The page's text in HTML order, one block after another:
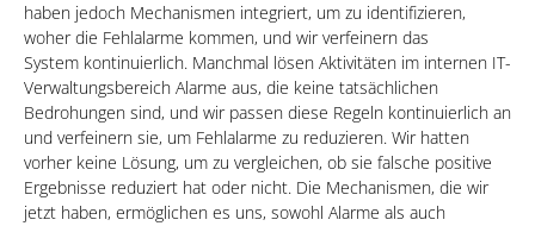
haben jedoch Mechanismen integriert, um zu identifizieren,
woher die Fehlalarme kommen, und wir verfeinern das
System kontinuierlich. Manchmal lösen Aktivitäten im internen IT-
Verwaltungsbereich Alarme aus, die keine tatsächlichen
Bedrohungen sind, und wir passen diese Regeln kontinuierlich an
und verfeinern sie, um Fehlalarme zu reduzieren. Wir hatten
vorher keine Lösung, um zu vergleichen, ob sie falsche positive
Ergebnisse reduziert hat oder nicht. Die Mechanismen, die wir
jetzt haben, ermöglichen es uns, sowohl Alarme als auch